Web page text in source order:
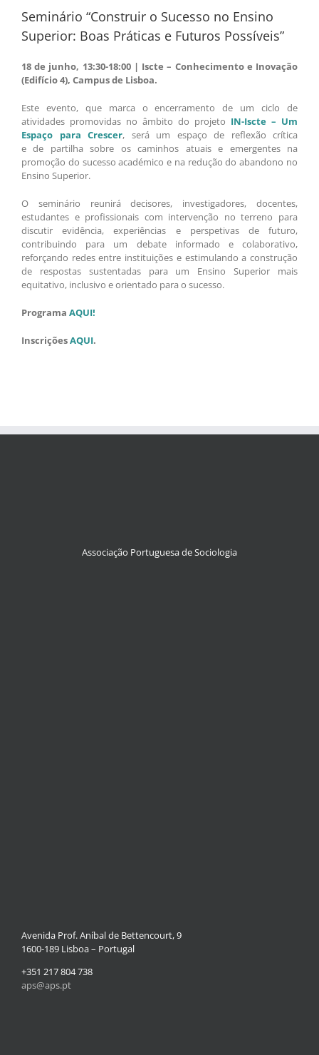
Seminário “Construir o Sucesso no Ensino
Superior: Boas Práticas e Futuros Possíveis”
18 de junho, 13:30-18:00 | Iscte – Conhecimento e Inovação
(Edifício 4), Campus de Lisboa.
Este evento, que marca o encerramento de um ciclo de
atividades promovidas no âmbito do projeto IN-Iscte – Um
Espaço para Crescer, será um espaço de reflexão crítica
e de partilha sobre os caminhos atuais e emergentes na
promoção do sucesso académico e na redução do abandono no
Ensino Superior.
O seminário reunirá decisores, investigadores, docentes,
estudantes e profissionais com intervenção no terreno para
discutir evidência, experiências e perspetivas de futuro,
contribuindo para um debate informado e colaborativo,
reforçando redes entre instituições e estimulando a construção
de respostas sustentadas para um Ensino Superior mais
equitativo, inclusivo e orientado para o sucesso.
Programa AQUI!
InscriçõesAQUI.
Associação Portuguesa de Sociologia
Avenida Prof. Aníbal de Bettencourt, 9
1600-189 Lisboa – Portugal
+351 217 804 738
aps@aps.pt